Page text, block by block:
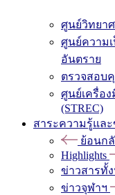
ศูนย์วิทยา
ศูนย์ความ
อันตราย
ตรวจสอบ
ศูนย์เครื่อ
(STREC)
สาระความรู้แล
ย้อนก
Highlights
ข่าวสารทั้
ข่าวจุฬาฯ